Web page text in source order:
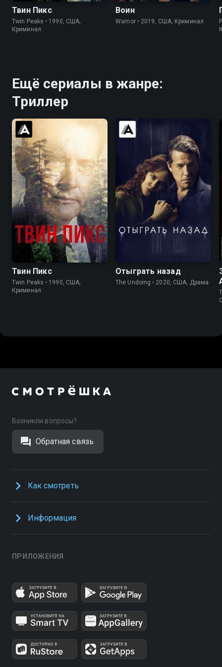
Твин Пикс
Twin Peaks • 1990, США,
Криминал
Воин
Warrior • 2019, США, Криминал
Ещё сериалы в жанре:
Триллер
8.4 8.7
Твин Пикс
Twin Peaks • 1990, США,
Криминал
Отыграть назад
The Undoing • 2020, США, Драма
Возникли вопросы?
Обратная связь
Как смотреть
Информация
ПРИЛОЖЕНИЯ